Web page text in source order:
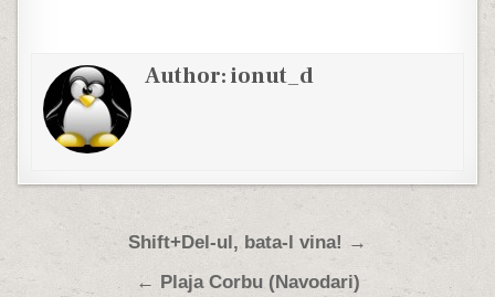
Author:ionut_d
Post navigation
Shift+Del-ul, bata-l vina! →
← Plaja Corbu (Navodari)